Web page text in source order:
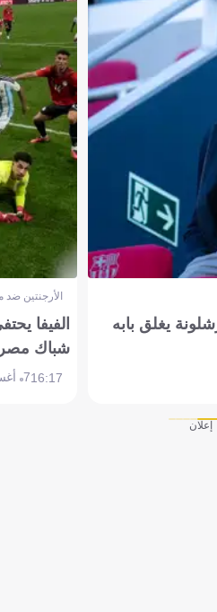
يغلق بابه
الأرجنتين
الفيفا
شباك
16:177 أغسطس 2026
إعلان